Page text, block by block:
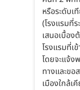
หรือระดับเ
(โรงแรมที่
เสนอเบื้อง
โรงแรมที่เ
โดยจะแจ้ง
ทางและข
เมืองใกล้